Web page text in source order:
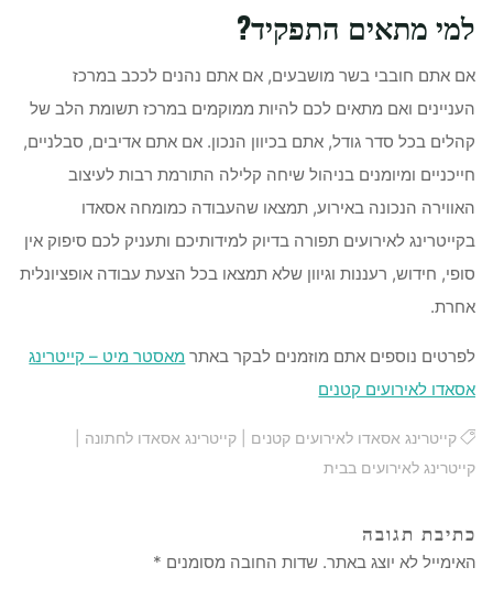
למי מתאים התפקיד?
אם אתם חובבי בשר מושבעים, אם אתם נהנים לככב במרכז
העניינים ואם מתאים לכם להיות ממוקמים במרכז תשומת הלב של
קהלים בכל סדר גודל, אתם בכיוון הנכון. אם אתם אדיבים, סבלניים,
חייכניים ומיומנים בניהול שיחה קלילה התורמת רבות לעיצוב
האווירה הנכונה באירוע, תמצאו שהעבודה כמומחה אסאדו
בקייטרינג לאירועים תפורה בדיוק למידותיכם ותעניק לכם סיפוק אין
סופי, חידוש, רעננות וגיוון שלא תמצאו בכל הצעת עבודה אופציונלית
אחרת.
לפרטים נוספים אתם מוזמנים לבקר באתר מאסטר מיט – קייטרינג
אסאדו לאירועים קטנים
קייטרינג אסאדו לאירועים קטנים |קייטרינג אסאדו לחתונה
קייטרינג לאירועים בבית
כתיבת תגובה
האימייל לא יוצג באתר. שדות החובה מסומנים *